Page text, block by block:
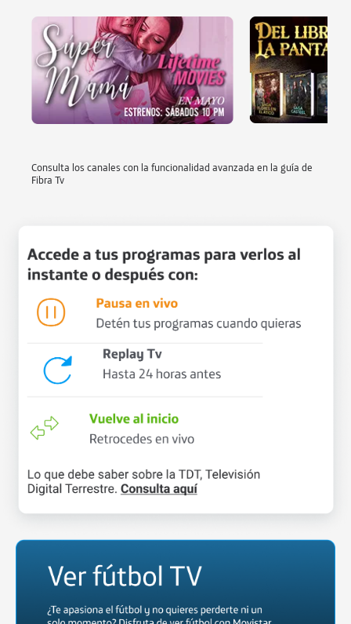
Consulta los canales con la funcionalidad avanzada en la guía de
Fibra Tv